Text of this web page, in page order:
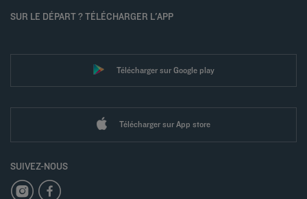
SUR LE DÉPART ? TÉLÉCHARGER L'APP
Télécharger sur Google play
Télécharger sur App store
SUIVEZ-NOUS